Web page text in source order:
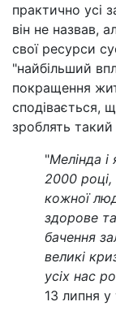
практично усі
він не назвав,
свої ресурси
"найбільший
покращення
сподівається,
зроблять
"Мелінда і
2000
кожної
здорове
бачення
великі
усіх нас
13 липня у